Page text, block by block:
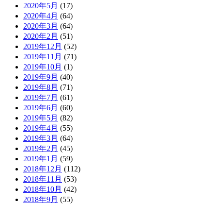
2020年5月 (17)
2020年4月 (64)
2020年3月 (64)
2020年2月 (51)
2019年12月 (52)
2019年11月 (71)
2019年10月 (1)
2019年9月 (40)
2019年8月 (71)
2019年7月 (61)
2019年6月 (60)
2019年5月 (82)
2019年4月 (55)
2019年3月 (64)
2019年2月 (45)
2019年1月 (59)
2018年12月 (112)
2018年11月 (53)
2018年10月 (42)
2018年9月 (55)